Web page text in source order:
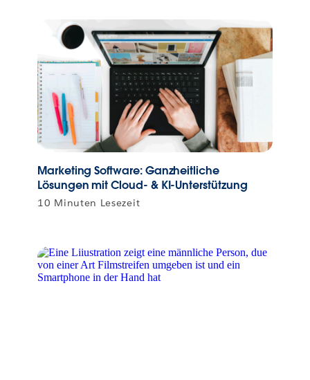
Marketing Software: Ganzheitliche
Lösungen mit Cloud- & KI-Unterstützung
10 Minuten Lesezeit